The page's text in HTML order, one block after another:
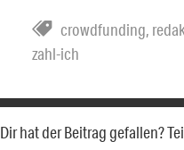
crowdfunding,
zahl-ich
Dir hat der Beitrag gefallen?